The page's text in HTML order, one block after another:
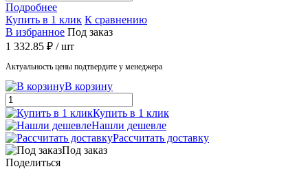
Подробнее
Купить в 1 клик К сравнению
В избранное Под заказ
1 332.85 ₽ / шт
Актуальность цены подтвердите у менеджера
В корзину
Купить в 1 клик
Нашли дешевле
Рассчитать доставку
Под заказ
Поделиться